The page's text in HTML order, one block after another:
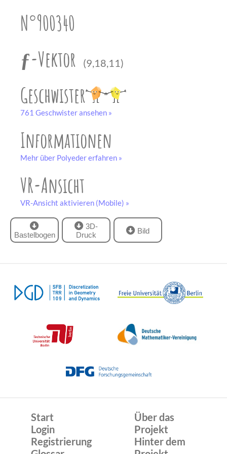
N°900340
ƒ-Vektor
(9,18,11)
Geschwister
761 Geschwister ansehen »
Informationen
Mehr über Polyeder erfahren »
VR-Ansicht
VR-Ansicht aktivieren (Mobile) »
Bastelbogen
3D-
Druck
Bild
Start
Login
Registrierung
Über das
Projekt
Hinter dem